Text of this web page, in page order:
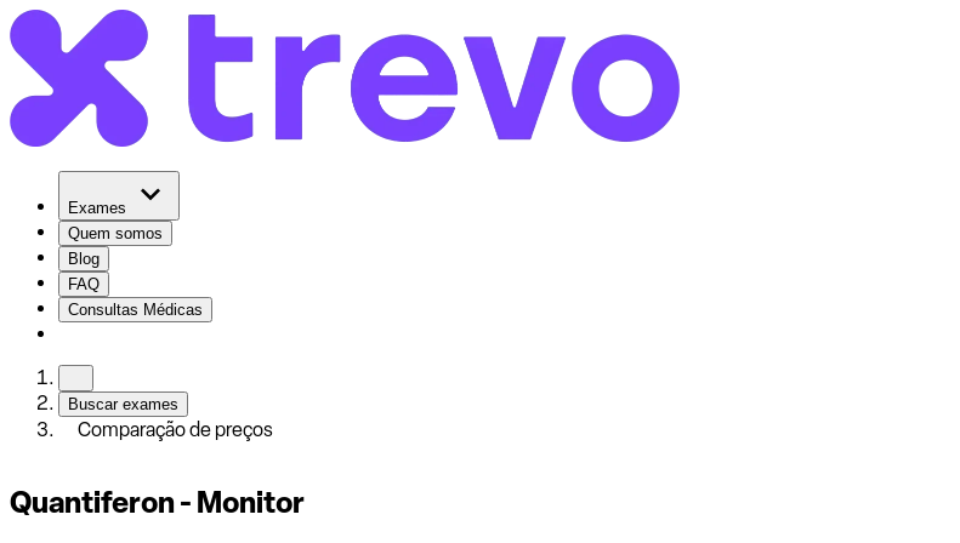
Exames
Quem somos
Blog
FAQ
Consultas Médicas
Buscar exames
Comparação de preços
Quantiferon - Monitor